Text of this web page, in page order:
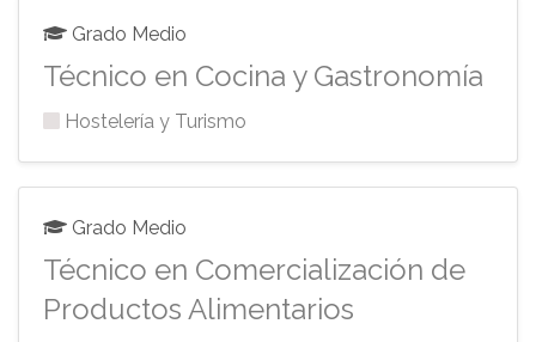
Grado Medio
Técnico en Cocina y Gastronomía
Hostelería y Turismo
Grado Medio
Técnico en Comercialización de
Productos Alimentarios